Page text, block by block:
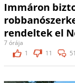
Immáron
rendeltek el
7 órája
1
11 51